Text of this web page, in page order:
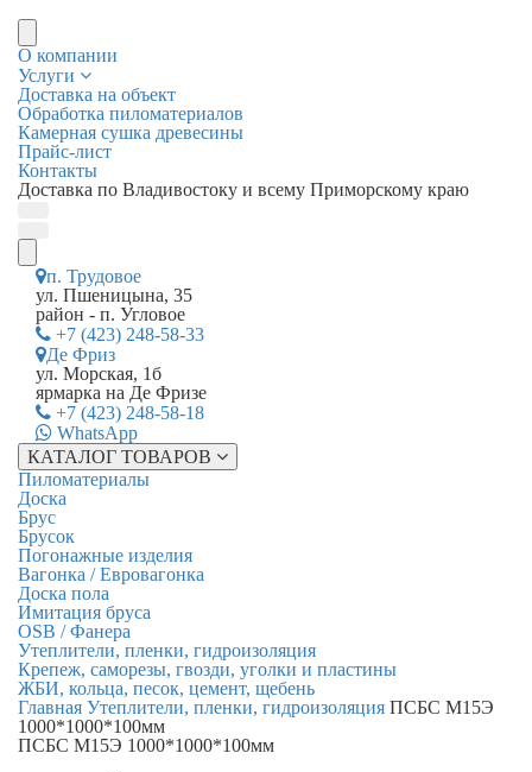
О компании
Услуги
Доставка на объект
Обработка пиломатериалов
Камерная сушка древесины
Прайс-лист
Контакты
Доставка по Владивостоку и всему Приморскому краю
п. Трудовое
ул. Пшеницына, 35
район - п. Угловое
+7 (423) 248-58-33
Де Фриз
ул. Морская, 1б
ярмарка на Де Фризе
+7 (423) 248-58-18
WhatsApp
КАТАЛОГ ТОВАРОВ
Пиломатериалы
Доска
Брус
Брусок
Погонажные изделия
Вагонка / Евровагонка
Доска пола
Имитация бруса
OSB / Фанера
Утеплители, пленки, гидроизоляция
Крепеж, саморезы, гвозди, уголки и пластины
ЖБИ, кольца, песок, цемент, щебень
Главная Утеплители, пленки, гидроизоляция ПСБС М15Э
1000*1000*100мм
ПСБС М15Э 1000*1000*100мм